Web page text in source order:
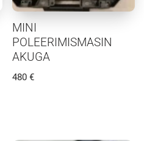
MINI
POLEERIMISMASIN
AKUGA
480€